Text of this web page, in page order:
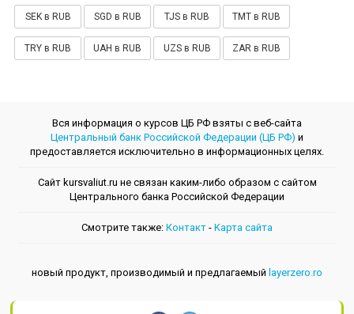
SEK в RUB SGD в RUB TJS в RUB TMT в RUB
TRY в RUB UAH в RUB UZS в RUB ZAR в RUB
Вся информация о курсов ЦБ РФ взяты с веб-сайта
Центральный банк Российской Федерации (ЦБ РФ) и
предоставляется исключительно в информационных целях.
Сайт kursvaliut.ru не связан каким-либо образом с сайтом
Центрального банкa Российской Федерации
Смотрите также: Контакт - Kарта сайта
новый продукт, производимый и предлагаемый layerzero.ro